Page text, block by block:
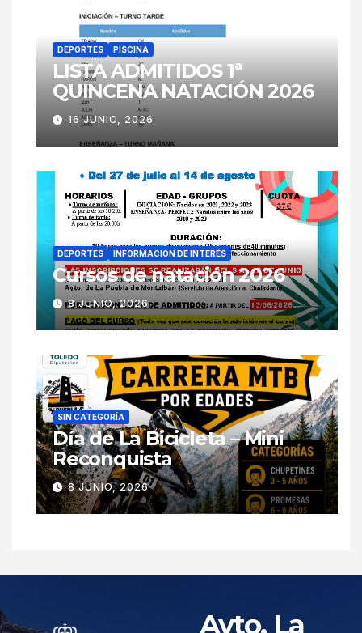
DEPORTES PISCINA
LISTA ADMITIDOS 1ª
QUINCENA NATACIÓN 2026
16 JUNIO, 2026
DEPORTES INFORMACIÓN DE INTERÉS
Cursos de natación 2026
8 JUNIO, 2026
SIN CATEGORÍA
Día de La Bicicleta – Mini
Reconquista
8 JUNIO, 2026
Ayto. La